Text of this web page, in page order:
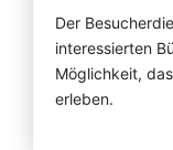
Der
interessierten
Möglichkeit,
erleben.